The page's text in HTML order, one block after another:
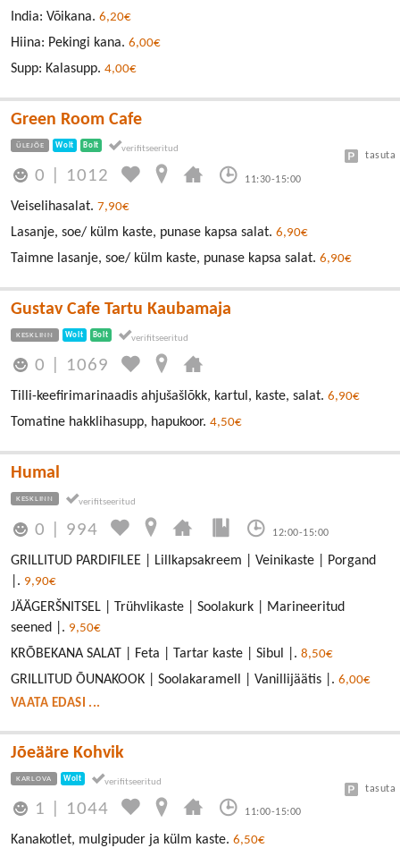
India: Võikana. 6,20€
Hiina: Pekingi kana. 6,00€
Supp: Kalasupp. 4,00€
Green Room Cafe
ÜLEJÕE Wolt Bolt
0 1012 11:30-15:00
tasuta
Veiselihasalat. 7,90€
Lasanje, soe/ külm kaste, punase kapsa salat. 6,90€
Taimne lasanje, soe/ külm kaste, punase kapsa salat. 6,90€
Gustav Cafe Tartu Kaubamaja
KESKLINN Wolt Bolt
0 1069
Tilli-keefirimarinaadis ahjušašlõkk, kartul, kaste, salat. 6,90€
Tomatine hakklihasupp, hapukoor. 4,50€
Humal
KESKLINN
0 994 12:00-15:00
GRILLITUD PARDIFILEE | Lillkapsakreem | Veinikaste | Porgand
|. 9,90€
JÄÄGERŠNITSEL | Trühvlikaste | Soolakurk | Marineeritud
seened |. 9,50€
KRÕBEKANA SALAT | Feta | Tartar kaste | Sibul |. 8,50€
GRILLITUD ÕUNAKOOK | Soolakaramell | Vanillijäätis |. 6,00€
VAATA EDASI ...
Jõeääre Kohvik
KARLOVA Wolt
1 1044 11:00-15:00
tasuta
Kanakotlet, mulgipuder ja külm kaste. 6,50€